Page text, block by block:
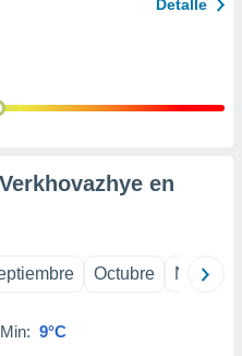
Detalle
en
Octubre
Min: 9°C